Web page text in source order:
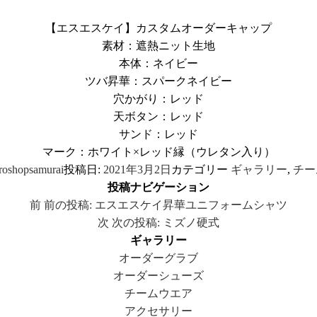
【エスエスケイ】カスタムオーダーキャップ
素材：遮熱ニット生地
本体：ネイビー
ツバ昇華：スパークネイビー
穴かがり：レッド
天ボタン：レッド
サンド：レッド
マーク：ホワイト×レッド縁（ウレタン入り）
投稿日: 2021年3月2日 カテゴリー ギャラリー, チ
投稿ナビゲーション
前 前の投稿: エスエスケイ昇華ユニフォームシャツ
次 次の投稿: ミズノ硬式
ギャラリー
オーダーグラブ
オーダーシューズ
チームウエア
アクセサリー